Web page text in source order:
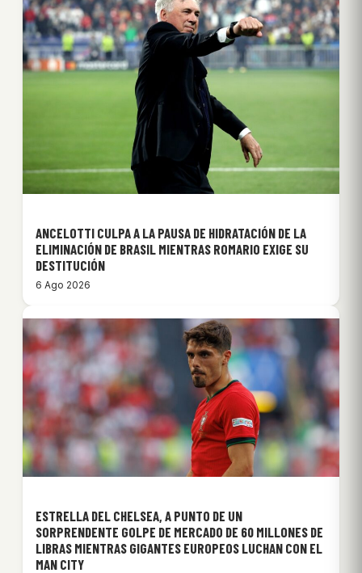
ANCELOTTI CULPA A LA PAUSA DE HIDRATACIÓN DE LA
ELIMINACIÓN DE BRASIL MIENTRAS ROMARIO EXIGE SU
DESTITUCIÓN
6 Ago 2026
ESTRELLA DEL CHELSEA, A PUNTO DE UN
SORPRENDENTE GOLPE DE MERCADO DE 60 MILLONES DE
LIBRAS MIENTRAS GIGANTES EUROPEOS LUCHAN CON EL
MAN CITY